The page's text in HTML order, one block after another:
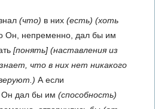
(что) в них (есть) (хоть
Он, непременно, дал бы им
[понять] (наставления из
что в них нет никакого
А если
Он дал бы им (способность)